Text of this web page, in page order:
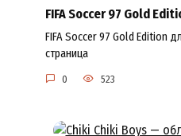
FIFA Soccer 97 Gold
FIFA Soccer 97 Gold Edition
страница
0 523